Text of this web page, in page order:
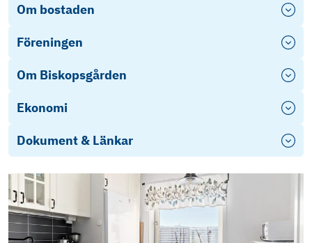
Om bostaden
Föreningen
Om Biskopsgården
Ekonomi
Dokument & Länkar
Furnish